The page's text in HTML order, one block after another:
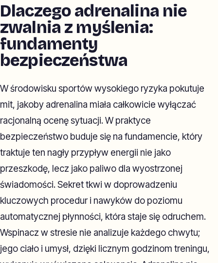
Dlaczego adrenalina nie
zwalnia z myślenia:
fundamenty
bezpieczeństwa
W środowisku sportów wysokiego ryzyka pokutuje
mit, jakoby adrenalina miała całkowicie wyłączać
racjonalną ocenę sytuacji. W praktyce
bezpieczeństwo buduje się na fundamencie, który
traktuje ten nagły przypływ energii nie jako
przeszkodę, lecz jako paliwo dla wyostrzonej
świadomości. Sekret tkwi w doprowadzeniu
kluczowych procedur i nawyków do poziomu
automatycznej płynności, która staje się odruchem.
Wspinacz w stresie nie analizuje każdego chwytu;
jego ciało i umysł, dzięki licznym godzinom treningu,